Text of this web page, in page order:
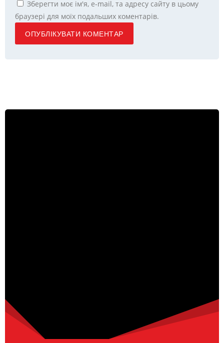
Зберегти моє ім'я, e-mail, та адресу сайту в цьому
браузері для моїх подальших коментарів.